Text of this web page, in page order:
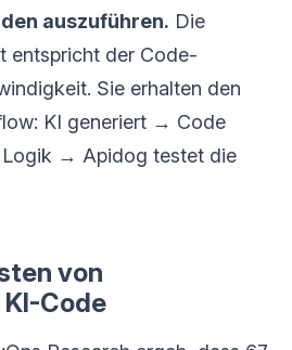
auszuführen. Die
entspricht der Code-
Sie erhalten den
KI generiert → Code
Logik → Apidog testet die
von
Code